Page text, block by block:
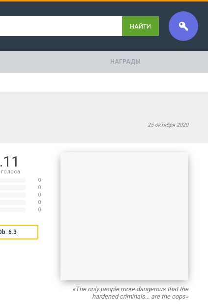
НАЙТИ
НАГРАДЫ
25 октября 2020
0
0
0
0
0
6.3
«The only people more dangerous that the
hardened criminals... are the cops»